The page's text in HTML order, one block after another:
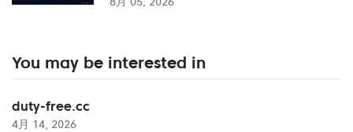
You may be interested in
duty-free.cc
4月 14, 2026